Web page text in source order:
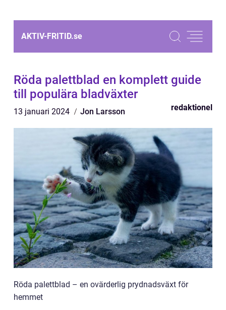
AKTIV-FRITID.se
Röda palettblad en komplett guide
till populära bladväxter
13 januari 2024 Jon Larsson redaktionel
Röda palettblad – en ovärderlig prydnadsväxt för
hemmet